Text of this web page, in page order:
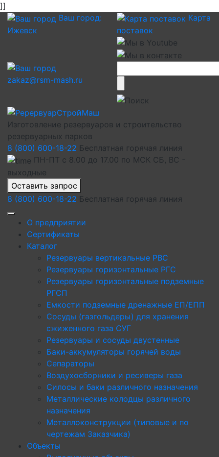
]]
Ваш город:
Ижевск
Карта
поставок
zakaz@rsm-mash.ru
Изготовление резервуаров и строительство
резервуарных парков
8 (800) 600-18-22 Бесплатная горячая линия
ПН-ПТ с 8.00 до 17.00 по МСК СБ, ВС -
выходные
Оставить запрос
8 (800) 600-18-22 Бесплатная горячая линия
О предприятии
Сертификаты
Каталог
Резервуары вертикальные РВС
Резервуары горизонтальные РГС
Резервуары горизонтальные подземные
РГСП
Емкости подземные дренажные ЕП/ЕПП
Сосуды (газгольдеры) для хранения
сжиженного газа СУГ
Резервуары и сосуды двустенные
Баки-аккумуляторы горячей воды
Сепараторы
Воздухосборники и ресиверы газа
Силосы и баки различного назначения
Металлические колодцы различного
назначения
Металлоконструкции (типовые и по
чертежам Заказчика)
Объекты